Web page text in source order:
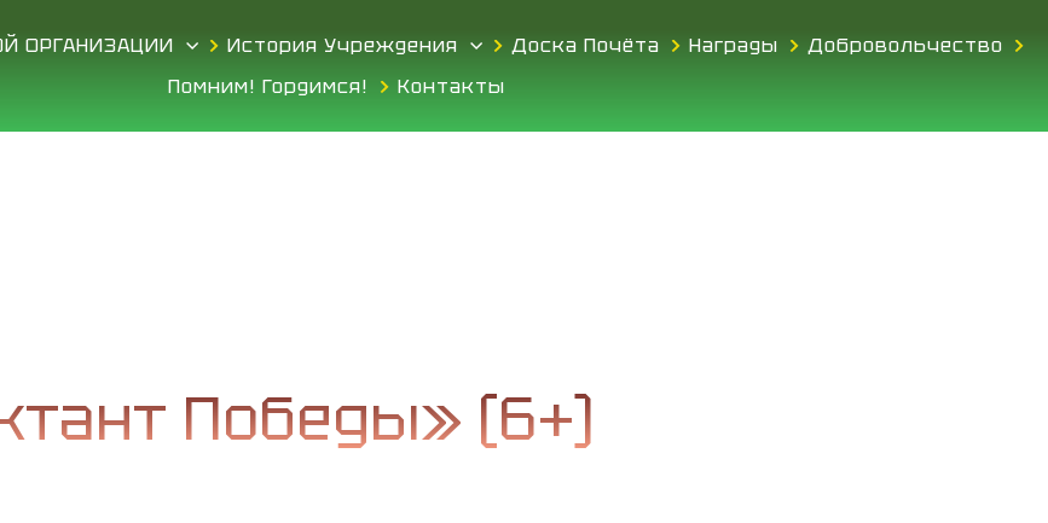
ОРГАНИЗАЦИИ История Учреждения Доска Почёта Награды
Добровольчество
Помним! Гордимся!
Контакты
Победы» (6+)